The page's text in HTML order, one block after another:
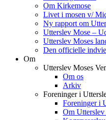
Om Kirkemose
Livet i mosen v/
Ny rapport om
Utterslev Mose –
Utterslev Moses
Den officielle
Om
Utterslev Moses
Om os
Arkiv
Foreninger i
Foreninger i
Om